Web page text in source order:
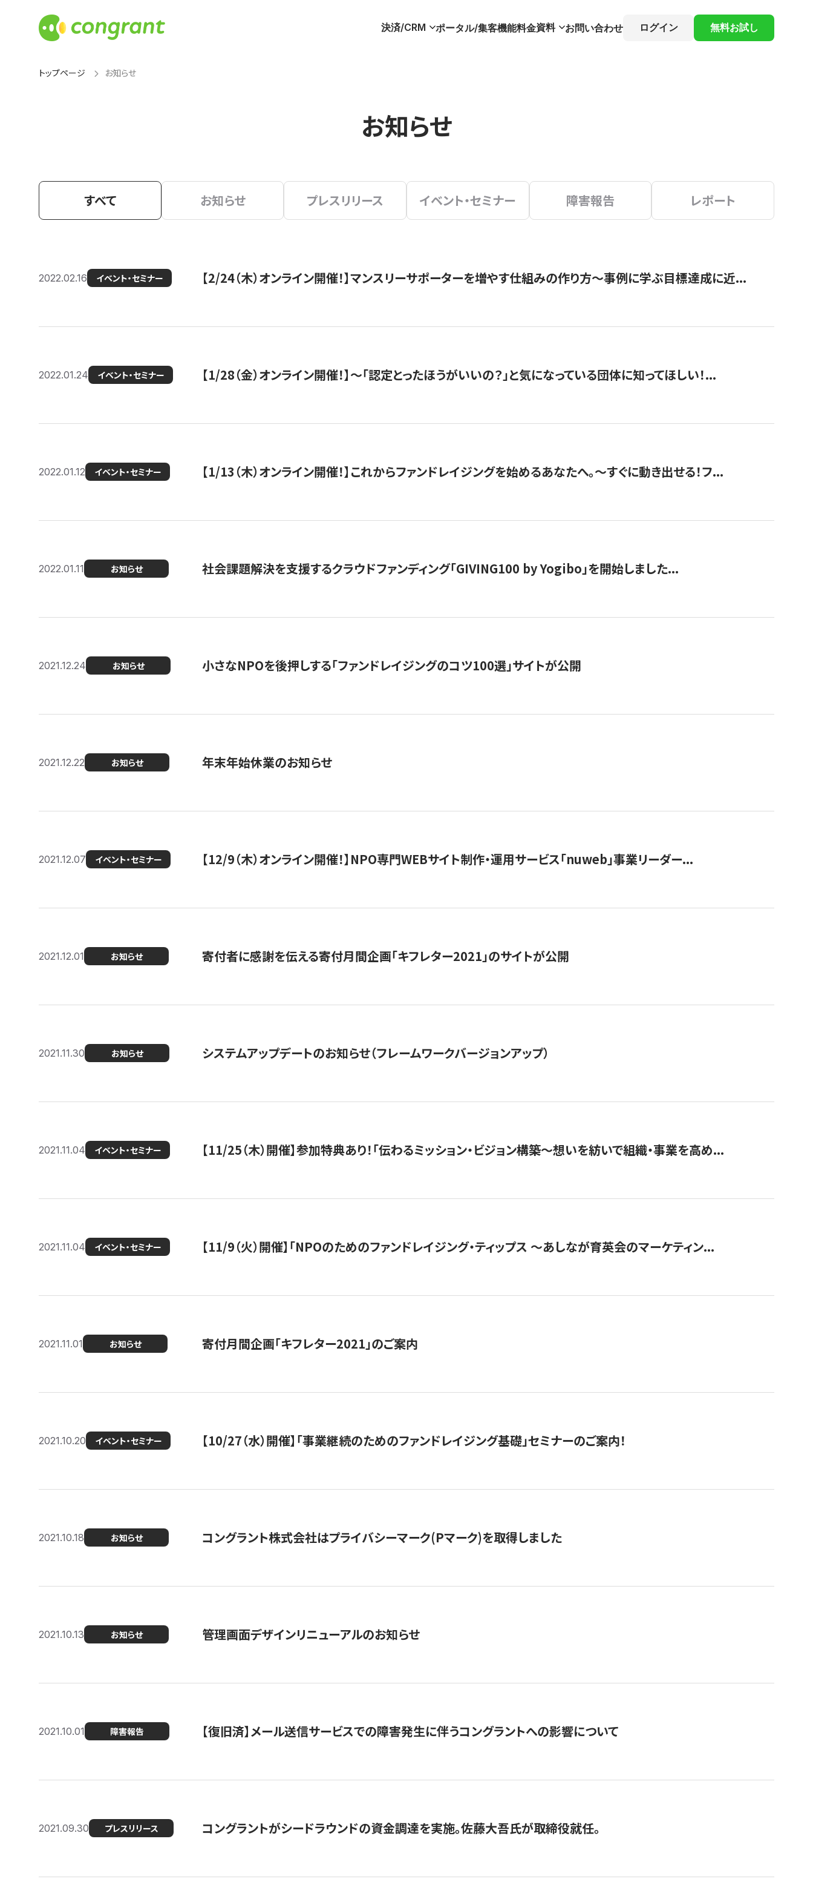
決済/CRM ポータル/集客機能料金資料 お問い合わせ ログイン 無料お試し
トップページ お知らせ
お知らせ
すべて お知らせ プレスリリース イベント・セミナー 障害報告 レポート
2022.02.16 イベント・セミナー 【2/24（木）オンライン開催！】マンスリーサポーターを増やす仕組みの作り方〜事例に学ぶ目標達成に近...
2022.01.24 イベント・セミナー 【1/28（金）オンライン開催！】〜「認定とったほうがいいの？」と気になっている団体に知ってほしい！...
2022.01.12 イベント・セミナー 【1/13（木）オンライン開催！】これからファンドレイジングを始めるあなたへ。〜すぐに動き出せる！フ...
2022.01.11 お知らせ 社会課題解決を支援するクラウドファンディング「GIVING100 by Yogibo」を開始しました...
2021.12.24 お知らせ 小さなNPOを後押しする「ファンドレイジングのコツ100選」サイトが公開
2021.12.22 お知らせ 年末年始休業のお知らせ
2021.12.07 イベント・セミナー 【12/9（木）オンライン開催！】NPO専門WEBサイト制作・運用サービス「nuweb」事業リーダー...
2021.12.01 お知らせ 寄付者に感謝を伝える寄付月間企画「キフレター2021」のサイトが公開
2021.11.30 お知らせ システムアップデートのお知らせ（フレームワークバージョンアップ）
2021.11.04 イベント・セミナー 【11/25（木）開催】参加特典あり！「伝わるミッション・ビジョン構築〜想いを紡いで組織・事業を高め...
2021.11.04 イベント・セミナー 【11/9（火）開催】「NPOのためのファンドレイジング・ティップス 〜あしなが育英会のマーケティン...
2021.11.01 お知らせ 寄付月間企画「キフレター2021」のご案内
2021.10.20 イベント・セミナー 【10/27（水）開催】「事業継続のためのファンドレイジング基礎」セミナーのご案内！
2021.10.18 お知らせ コングラント株式会社はプライバシーマーク(Pマーク)を取得しました
2021.10.13 お知らせ 管理画面デザインリニューアルのお知らせ
2021.10.01 障害報告 【復旧済】メール送信サービスでの障害発生に伴うコングラントへの影響について
2021.09.30 プレスリリース コングラントがシードラウンドの資金調達を実施。佐藤大吾氏が取締役就任。